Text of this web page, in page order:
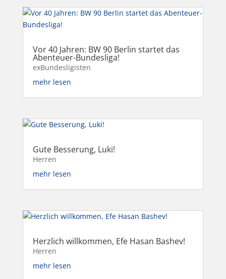
Vor 40 Jahren: BW 90 Berlin startet das
Abenteuer-Bundesliga!
exBundesligisten
mehr lesen
Gute Besserung, Luki!
Herren
mehr lesen
Herzlich willkommen, Efe Hasan Bashev!
Herren
mehr lesen